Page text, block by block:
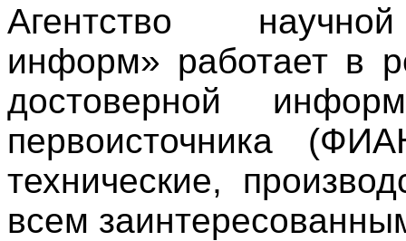
Агентство
информ» работает в
достоверной
первоисточника
технические,
всем